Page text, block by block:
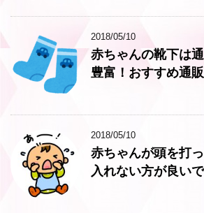
2018/05/10
赤ちゃんの靴下は
豊富！おすすめ通
2018/05/10
赤ちゃんが頭を打
入れない方が良い